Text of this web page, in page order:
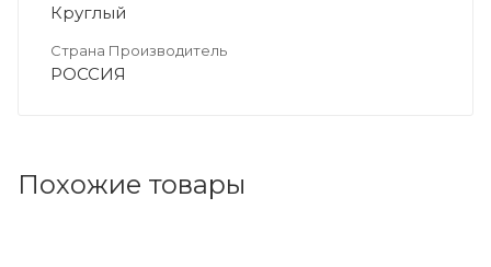
Круглый
Страна Производитель
РОССИЯ
Похожие товары